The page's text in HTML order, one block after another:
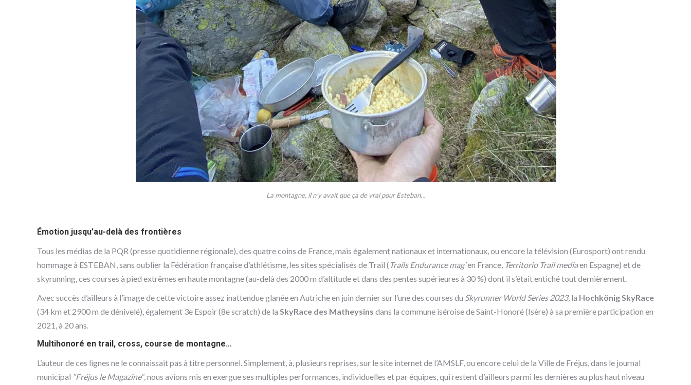
La montagne, il n’y avait que ça de vrai pour Esteban…
Émotion jusqu’au-delà des frontières
Tous les médias de la PQR (presse quotidienne régionale), des quatre coins de France, mais également nationaux et internationaux, ou encore la télévision (Eurosport) ont rendu
hommage à ESTEBAN, sans oublier la Fédération française d’athlétisme, les sites spécialisés de Trail ( Trails Endurance mag’en France, Territorio Trail mediaen Espagne) et de
skyrunning, ces courses à pied extrêmes en haute montagne (au-delà des 2000 m d’altitude et dans des pentes supérieures à 30 %) dont il s’était entiché tout dernièrement.
Avec succès d’ailleurs à l’image de cette victoire assez inattendue glanée en Autriche en juin dernier sur l’une des courses du Skyrunner World Series 2023, la Hochkönig SkyRace
(34 km et 2900 m de dénivelé), également 3e Espoir (8e scratch) de la SkyRace des Matheysins dans la commune iséroise de Saint-Honoré (Isère) à sa première participation en
2021, à 20 ans.
Multihonoré en trail, cross, course de montagne…
L’auteur de ces lignes ne le connaissait pas à titre personnel. Simplement, à, plusieurs reprises, sur le site internet de l’AMSLF, ou encore celui de la Ville de Fréjus, dans le journal
municipal “Fréjus le Magazine“, nous avions mis en exergue ses multiples performances, individuelles et par équipes, qui restent d’ailleurs parmi les dernières au plus haut niveau